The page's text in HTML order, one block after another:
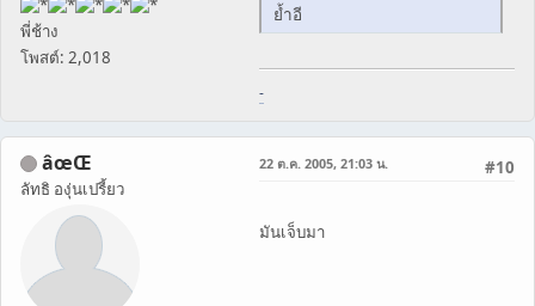
พี่ช้าง
โพสต์: 2,018
ย้ำอี
-
âœŒ
ลัทธิ องุ่นเปรี้ยว
#10
22 ต.ค. 2005, 21:03 น.
มันเจ็บมา